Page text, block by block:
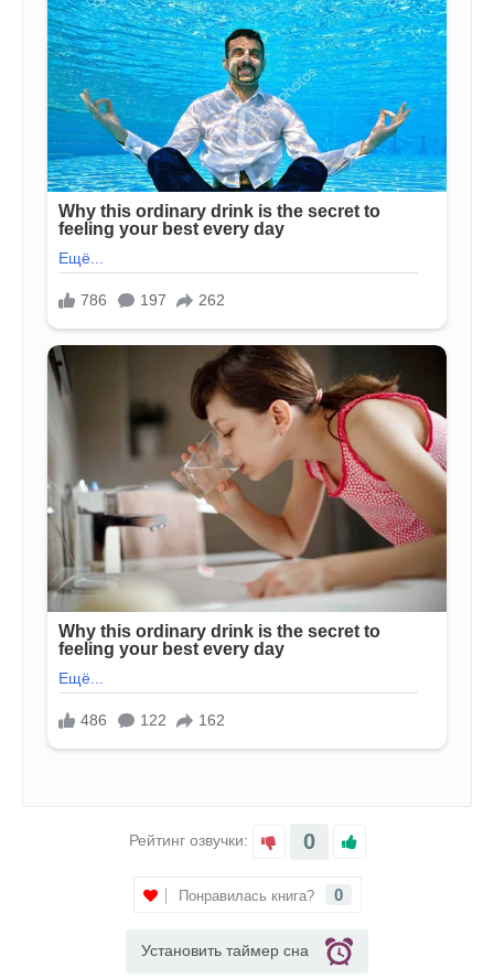
Рейтинг озвучки: 0
Понравилась книга? 0
Установить таймер сна